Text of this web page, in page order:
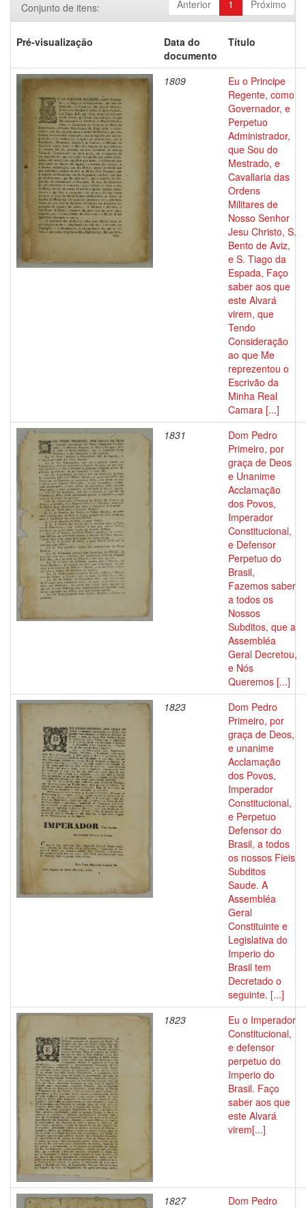
Anterior 1 Próximo
Conjunto de itens:
Pré-visualização
Data do
documento
Título
1809
Eu o Principe
Regente, como
Governador, e
Perpetuo
Administrador,
que Sou do
Mestrado, e
Cavallaria das
Ordens
Militares de
Nosso Senhor
Jesu Christo, S.
Bento de Aviz,
e S. Tiago da
Espada, Faço
saber aos que
este Alvará
virem, que
Tendo
Consideração
ao que Me
reprezentou o
Escrivão da
Minha Real
Camara [...]
1831
Dom Pedro
Primeiro, por
graça de Deos
e Unanime
Acclamação
dos Povos,
Imperador
Constitucional,
e Defensor
Perpetuo do
Brasil,
Fazemos saber
a todos os
Nossos
Subditos, que a
Assembléa
Geral Decretou,
e Nós
Queremos [...]
1823
Dom Pedro
Primeiro, por
graça de Deos,
e unanime
Acclamação
dos Povos,
Imperador
Constitucional,
e Perpetuo
Defensor do
Brasil, a todos
os nossos Fieis
Subditos
Saude. A
Assembléa
Geral
Constituinte e
Legislativa do
Imperio do
Brasil tem
Decretado o
seguinte. [...]
1823
Eu o Imperador
Constitucional,
e defensor
perpetuo do
Imperio do
Brasil. Faço
saber aos que
este Alvará
virem[...]
1827
Dom Pedro